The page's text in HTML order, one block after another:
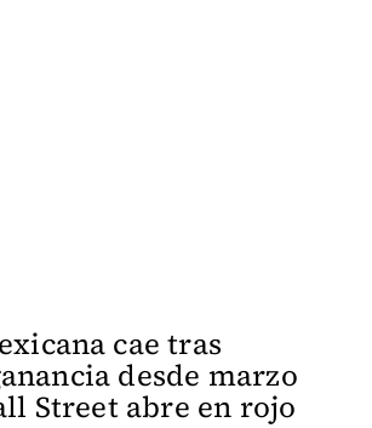
cae tras
desde marzo
Street abre en rojo